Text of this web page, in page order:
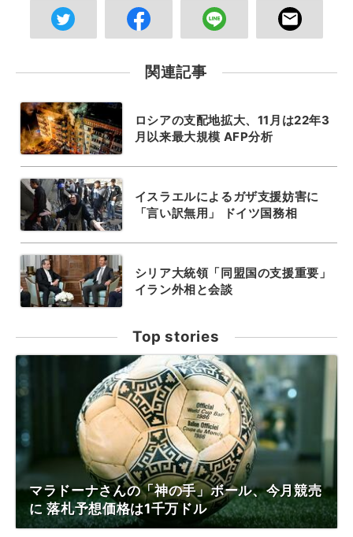
関連記事
ロシアの支配地拡大、11月は22年3
月以来最大規模 AFP分析
イスラエルによるガザ支援妨害に
「言い訳無用」 ドイツ国務相
シリア大統領「同盟国の支援重要」
イラン外相と会談
Top stories
マラドーナさんの「神の手」ボール、今月競売
に 落札予想価格は1千万ドル